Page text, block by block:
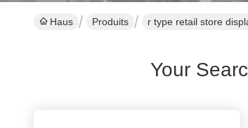
Haus Produits r type retail store
Your